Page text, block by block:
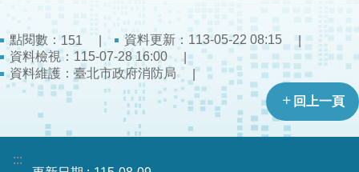
園
地
政
點閱數： 151
資料更新：113-05-22 08:15
資料檢視：115-07-28 16:00
資料維護：臺北市政府消防局
回上一頁
:::